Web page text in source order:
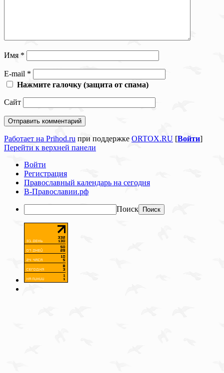
Имя *
E-mail *
Нажмите галочку (защита от спама)
Сайт
Работает на Prihod.ru при поддержке ORTOX.RU [Войти]
Перейти к верхней панели
Войти
Регистрация
Православный календарь на сегодня
В-Православии.рф
Поиск